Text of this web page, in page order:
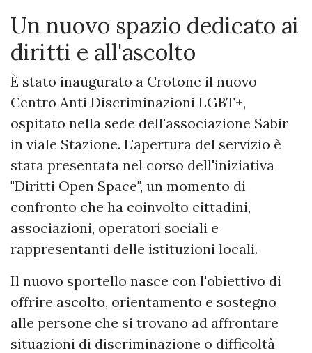
Un nuovo spazio dedicato ai
diritti e all'ascolto
È stato inaugurato a Crotone il nuovo
Centro Anti Discriminazioni LGBT+,
ospitato nella sede dell'associazione Sabir
in viale Stazione. L'apertura del servizio è
stata presentata nel corso dell'iniziativa
"Diritti Open Space", un momento di
confronto che ha coinvolto cittadini,
associazioni, operatori sociali e
rappresentanti delle istituzioni locali.
Il nuovo sportello nasce con l'obiettivo di
offrire ascolto, orientamento e sostegno
alle persone che si trovano ad affrontare
situazioni di discriminazione o difficoltà